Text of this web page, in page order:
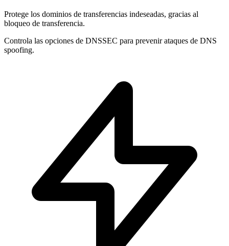
Protege los dominios de transferencias indeseadas, gracias al
bloqueo de transferencia.
Controla las opciones de DNSSEC para prevenir ataques de DNS
spoofing.